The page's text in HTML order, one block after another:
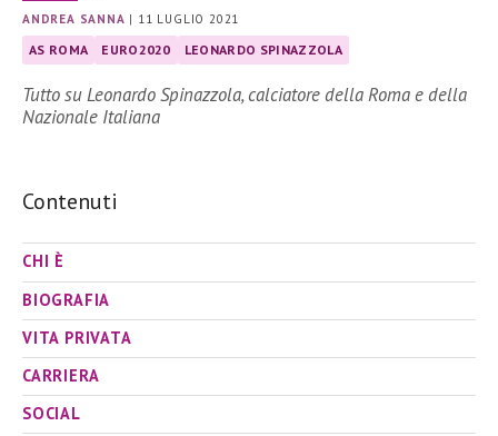
ANDREA SANNA | 11 LUGLIO 2021
AS ROMA EURO2020 LEONARDO SPINAZZOLA
Tutto su Leonardo Spinazzola, calciatore della Roma e della
Nazionale Italiana
Contenuti
CHI È
BIOGRAFIA
VITA PRIVATA
CARRIERA
SOCIAL